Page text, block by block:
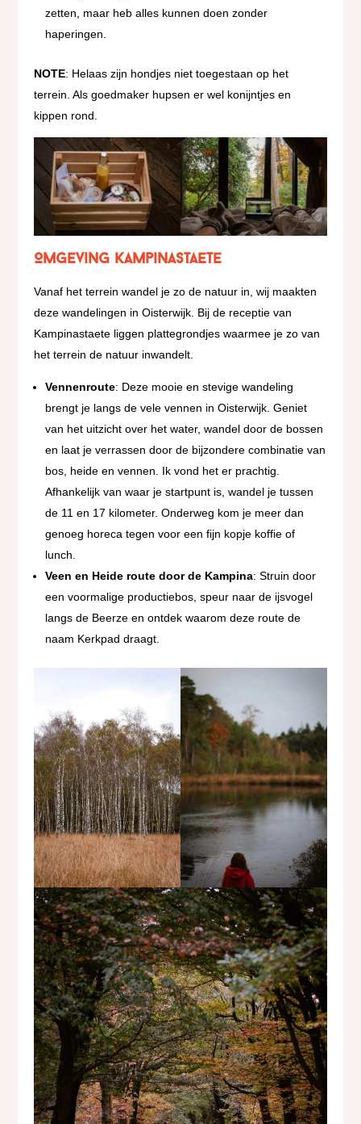
zetten, maar heb alles kunnen doen zonder
haperingen.
NOTE: Helaas zijn hondjes niet toegestaan op het
terrein. Als goedmaker hupsen er wel konijntjes en
kippen rond.
Omgeving Kampinastaete
Vanaf het terrein wandel je zo de natuur in, wij maakten
deze wandelingen in Oisterwijk. Bij de receptie van
Kampinastaete liggen plattegrondjes waarmee je zo van
het terrein de natuur inwandelt.
Vennenroute: Deze mooie en stevige wandeling
brengt je langs de vele vennen in Oisterwijk. Geniet
van het uitzicht over het water, wandel door de bossen
en laat je verrassen door de bijzondere combinatie van
bos, heide en vennen. Ik vond het er prachtig.
Afhankelijk van waar je startpunt is, wandel je tussen
de 11 en 17 kilometer. Onderweg kom je meer dan
genoeg horeca tegen voor een fijn kopje koffie of
lunch.
Veen en Heide route door de Kampina: Struin door
een voormalige productiebos, speur naar de ijsvogel
langs de Beerze en ontdek waarom deze route de
naam Kerkpad draagt.